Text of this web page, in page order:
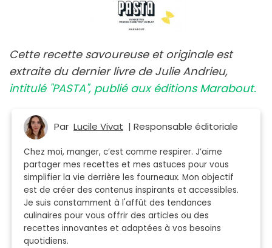
Cette recette savoureuse et originale est
extraite du dernier livre de Julie Andrieu,
intitulé "PASTA", publié aux éditions Marabout.
Par Lucile Vivat | Responsable éditoriale
Chez moi, manger, c’est comme respirer. J’aime
partager mes recettes et mes astuces pour vous
simplifier la vie derrière les fourneaux. Mon objectif
est de créer des contenus inspirants et accessibles.
Je suis constamment à l'affût des tendances
culinaires pour vous offrir des articles ou des
recettes innovantes et adaptées à vos besoins
quotidiens.